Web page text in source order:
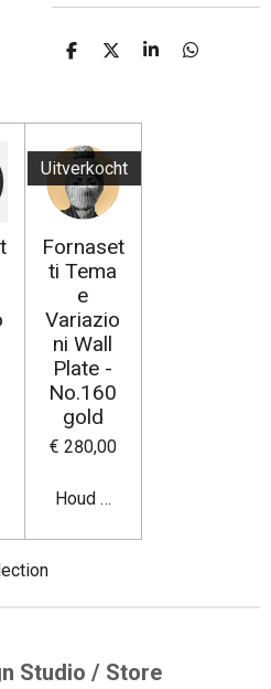
D
n
D
S
D
Uitverkocht
Fornaset
ti Tema
e
Variazio
ni Wall
Plate -
No.160
gold
€ 280,00
Houd mij op de hoogte
Studio / Store